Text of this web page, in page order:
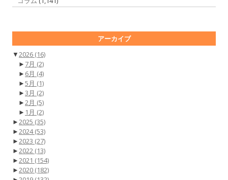
アーカイブ
▼2026 (16)
► 7月 (2)
► 6月 (4)
►5月 (1)
►3月 (2)
►2月 (5)
► 1月 (2)
►2025 (35)
►2024(53)
►2023 (27)
►2022 (13)
►2021 (154)
►2020 (182)